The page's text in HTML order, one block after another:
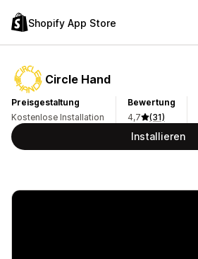
Shopify App Store
Circle Hand
Preisgestaltung
Kostenlose Installation
Bewertung
4,7
(31)
Installieren